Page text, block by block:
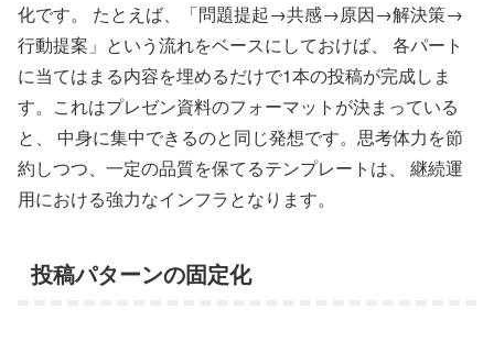
化です。 たとえば、「問題提起→共感→原因→解決策→
行動提案」という流れをベースにしておけば、 各パート
に当てはまる内容を埋めるだけで1本の投稿が完成しま
す。これはプレゼン資料のフォーマットが決まっている
と、 中身に集中できるのと同じ発想です。思考体力を節
約しつつ、一定の品質を保てるテンプレートは、 継続運
用における強力なインフラとなります。
投稿パターンの固定化